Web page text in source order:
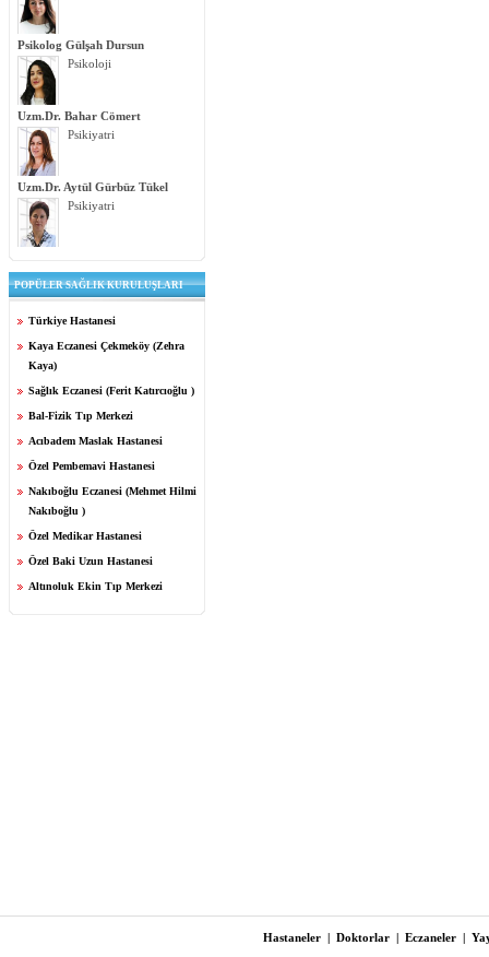
Psikolog Gülşah Dursun
Psikoloji
Uzm.Dr. Bahar Cömert
Psikiyatri
Uzm.Dr. Aytül Gürbüz Tükel
Psikiyatri
POPÜLER SAĞLIK KURULUŞLARI
Türkiye Hastanesi
Kaya Eczanesi Çekmeköy (Zehra
Kaya)
Sağlık Eczanesi (Ferit Katırcıoğlu )
Bal-Fizik Tıp Merkezi
Acıbadem Maslak Hastanesi
Özel Pembemavi Hastanesi
Nakıboğlu Eczanesi (Mehmet Hilmi
Nakıboğlu )
Özel Medikar Hastanesi
Özel Baki Uzun Hastanesi
Altınoluk Ekin Tıp Merkezi
Hastaneler | Doktorlar | Eczaneler |